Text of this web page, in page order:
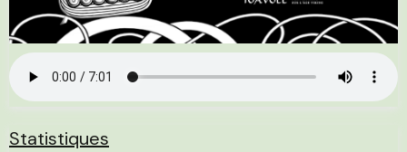
Statistiques